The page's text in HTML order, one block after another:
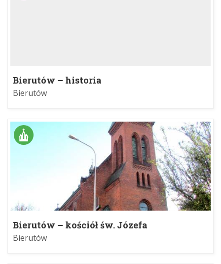
Bierutów – historia
Bierutów
Bierutów – kościół św. Józefa
Bierutów